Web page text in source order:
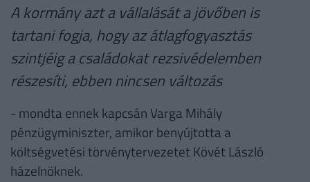
A kormány azt a vállalását a jövőben is
tartani fogja, hogy az átlagfogyasztás
szintjéig a családokat rezsivédelemben
részesíti, ebben nincsen változás
- mondta ennek kapcsán Varga Mihály
pénzügyminiszter, amikor benyújtotta a
költségvetési törvénytervezetet Kövét László
házelnöknek.